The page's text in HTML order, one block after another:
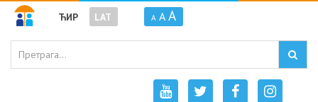
ЋИР LAT A A A